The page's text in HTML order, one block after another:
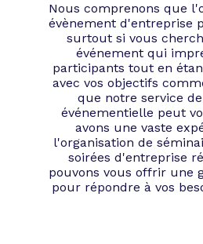
Nous comprenons que
évènement d'entreprise
surtout si vous
événement qui
participants tout en
avec vos objectifs
que notre service
événementielle peut
avons une vaste
l'organisation de
soirées d'entreprise
pouvons vous offrir une
pour répondre à vos